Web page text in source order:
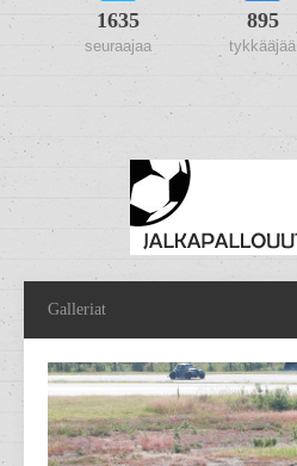
1635
seuraajaa
895
tykkääjää
Galleriat